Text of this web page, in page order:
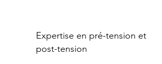
Expertise en pré-tension et
post-tension